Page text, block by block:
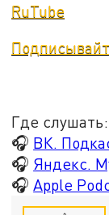
RuTube
Где слушать:
🎧 ВК.
🎧 Яндекс.
🎧Apple